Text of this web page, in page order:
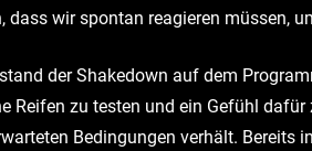
dass wir spontan reagieren müssen,
der Shakedown auf dem
Reifen zu testen und ein Gefühl
Bedingungen verhält. Bereits